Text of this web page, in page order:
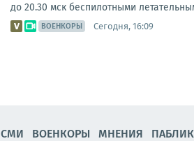
до 20.30 мск беспилотными
ВОЕНКОРЫ Сегодня, 16:09
СМИ ВОЕНКОРЫ МНЕНИЯ